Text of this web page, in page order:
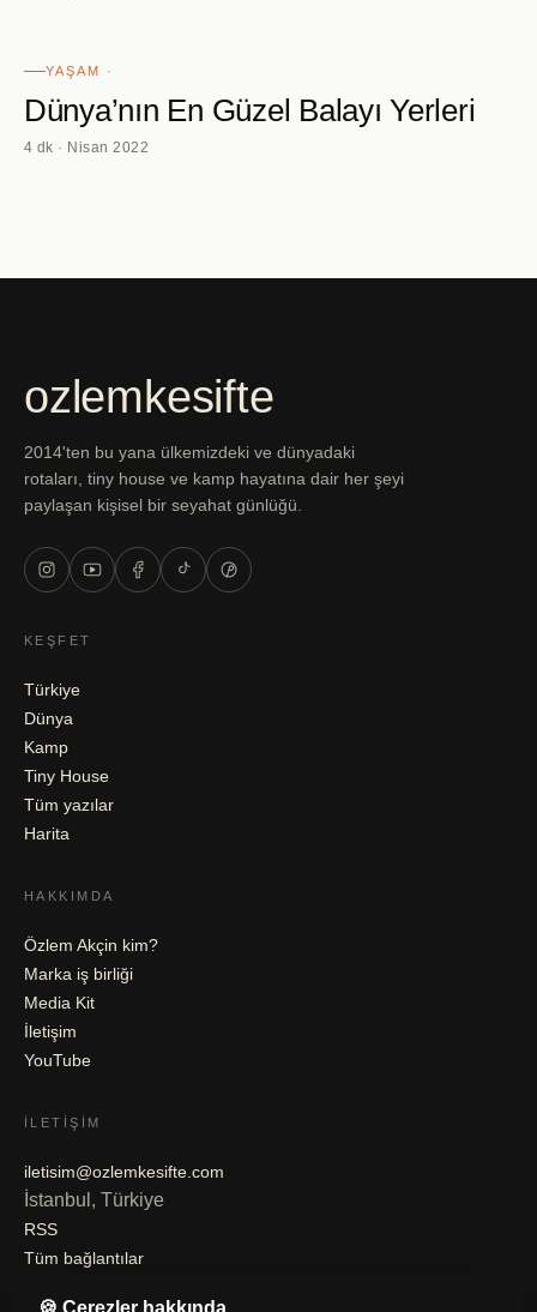
YAŞAM ·
Dünya’nın En Güzel Balayı Yerleri
4 dk · Nisan 2022
ozlemkesifte
2014'ten bu yana ülkemizdeki ve dünyadaki
rotaları, tiny house ve kamp hayatına dair her şeyi
paylaşan kişisel bir seyahat günlüğü.
KEŞFET
Türkiye
Dünya
Kamp
Tiny House
Tüm yazılar
Harita
HAKKIMDA
Özlem Akçin kim?
Marka iş birliği
Media Kit
İletişim
YouTube
İLETIŞIM
iletisim@ozlemkesifte.com
İstanbul, Türkiye
RSS
Tüm bağlantılar
🍪 Çerezler hakkında